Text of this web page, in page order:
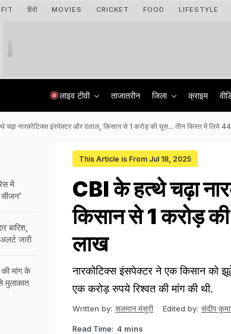
हिंदी MOVIES CRICKET FOOD LIFESTYLE
विज्ञापन
लाइव टीवी ताजातरीन जिला क्राइम
चढ़ा नारकोटिक्स इंस्पेक्टर और दलाल, किसान से 1 करोड़ की घूस... तीन किस्त में लिये
This Article is From Jul 18, 2025
CBI के हत्थे चढ़ा
किसान से 1 करोड़
लाख
नारकोटिक्स इंसपेक्टर ने एक किसान को
एक करोड़ रुपये रिश्वत की मांग की थी.
Written by: सलमान मंसूरी Edited by: संदीप
Read Time: 4 mins
में
सीजन'
बार‍िश,
जारी
की मांग के
मुलाकात